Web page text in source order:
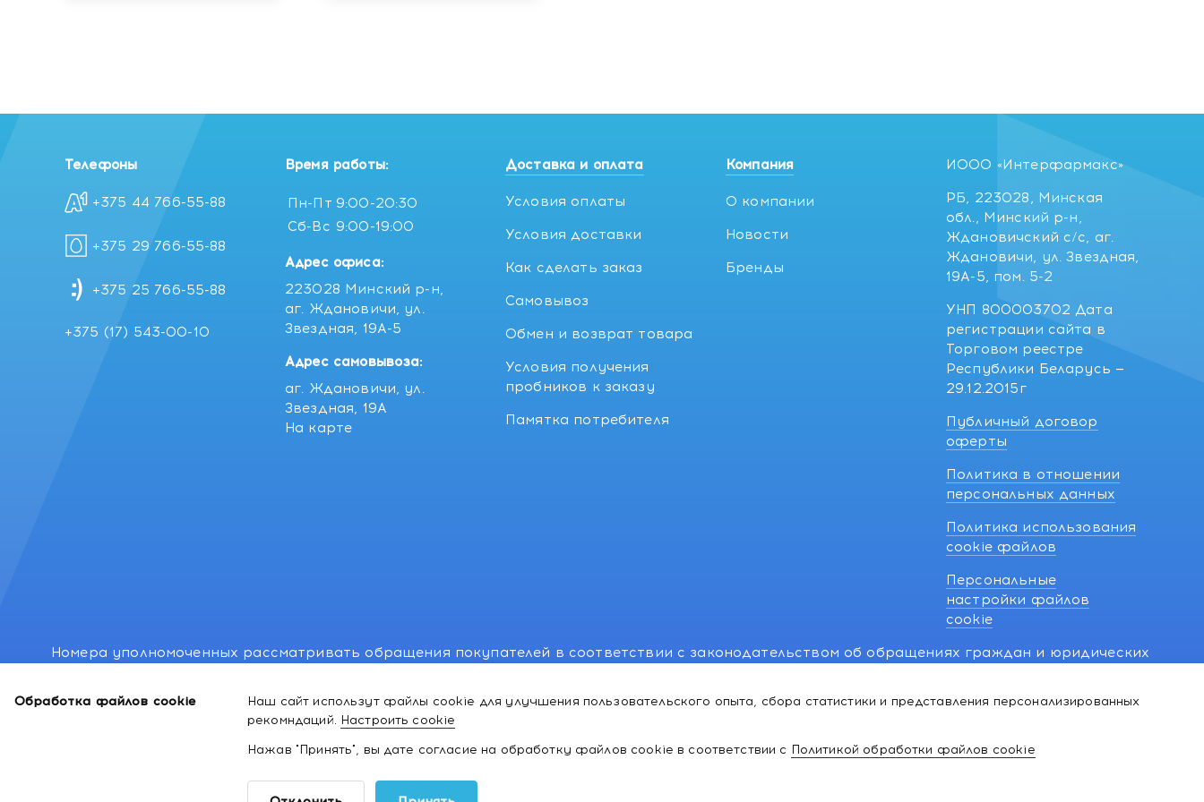
Обработка файлов cookie
Наш сайт использут файлы cookie для улучшения пользовательского опыта, сбора статистики и представления персонализированных
рекомндаций. Настроить cookie
Нажав "Принять", вы дате согласие на обработку файлов cookie в соответствии с Политикой обработки файлов cookie
Телефоны
+375 44 766-55-88
+375 29 766-55-88
+375 25 766-55-88
+375 (17) 543-00-10
Время работы:
Пн-Пт 9:00-20:30
Сб-Вс 9:00-19:00
Адрес офиса:
223028 Минский р-н,
аг. Ждановичи, ул.
Звездная, 19А-5
Адрес самовывоза:
аг. Ждановичи, ул.
Звездная, 19А
На карте
Доставка и оплата
Условия оплаты
Условия доставки
Как сделать заказ
Самовывоз
Обмен и возврат товара
Условия получения
пробников к заказу
Памятка потребителя
Компания
О компании
Новости
Бренды
ИООО «Интерфармакс»
РБ, 223028, Минская
обл., Минский р-н,
Ждановичский с/с, аг.
Ждановичи, ул. Звездная,
19А-5, пом. 5-2
УНП 800003702 Дата
регистрации сайта в
Торговом реестре
Республики Беларусь —
29.12.2015г
Публичный договор
оферты
Политика в отношении
персональных данных
Политика использования
cookie файлов
Персональные
настройки файлов
cookie
Номера уполномоченных рассматривать обращения покупателей в соответствии с законодательством об обращениях граждан и юридических
Номер и адрес электронной почты лица, уполномоченного рассматривать обращения покупателей о нарушении их прав, предусмотренных
законодательством о защите прав потребителей:766-55-88 (для всех мобильных операторов), info@kakvapteke.by